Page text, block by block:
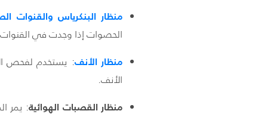
منظار البنكرياس والقنوات
الحصوات إذا وجدت في
منظار الأنف: يستخدم لفحص
الأنف.
منظار القصبات الهوائية: يمر